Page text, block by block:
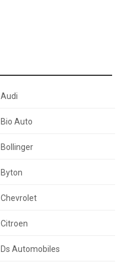
Audi
Bio Auto
Bollinger
Byton
Chevrolet
Citroen
Ds Automobiles